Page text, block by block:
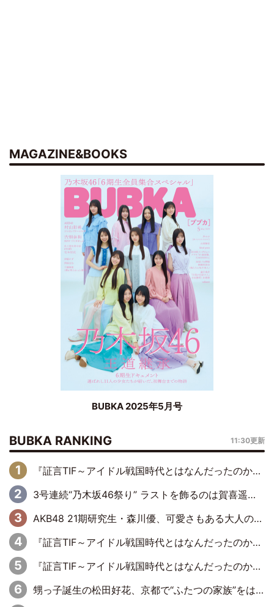
MAGAZINE&BOOKS
BUBKA 2025年5月号
BUBKA RANKING 11:30更新
『証言TIF～アイドル戦国時代とはなんだったのか～』第6回：でんぱ組.inc・古川未鈴×相沢梨紗「『ハロプロやりたかったな』って言ったら、夢眠ねむさんに『てめえはでんぱ組．incなんだよ！』って肩パンされて(笑)」
3号連続“乃木坂46祭り” ラストを飾るのは賀喜遥香…5年ぶりの登場に「5年分大人になった私を見ていただけたら」
AKB48 21期研究生・森川優、可愛さもある大人の女性に
『証言TIF～アイドル戦国時代とはなんだったのか～』第11回：私立恵比寿中学・真山りか×安本彩花「TIFで10年ぶりのキョンシーメイクをしたら、場を完全に引かせてしまって。時代が変わったんだなって」
『証言TIF～アイドル戦国時代とはなんだったのか～』第10回：さくら学院・武藤彩未×飯田らうら「正直、中3で辞めるというのを信じてなくて。そう言われてはいたけど、嘘でしょって」
甥っ子誕生の松田好花、京都で“ふたつの家族”をはしご！ “母”黒谷友香に見送られ、“父”松岡昌宏とはハシゴ酒